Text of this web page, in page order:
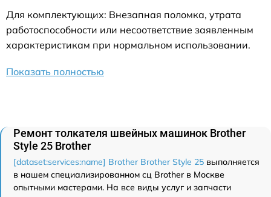
Для комплектующих: Внезапная поломка, утрата
работоспособности или несоответствие заявленным
характеристикам при нормальном использовании.
Показать полностью
Ремонт толкателя швейных машинок Brother
Style 25 Brother
[dataset:services:name] Brother Brother Style 25 выполняется
в нашем специализированном сц Brother в Москве
опытными мастерами. На все виды услуг и запчасти